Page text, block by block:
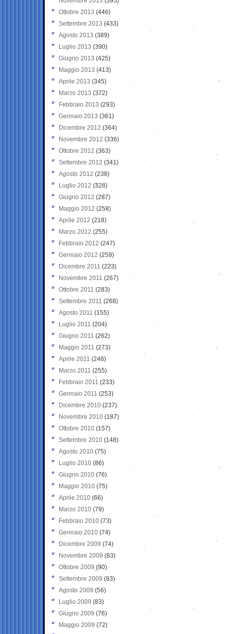
Ottobre 2013 (446)
Settembre 2013 (433)
Agosto 2013 (389)
Luglio 2013 (390)
Giugno 2013 (425)
Maggio 2013 (413)
Aprile 2013 (345)
Marzo 2013 (372)
Febbraio 2013 (293)
Gennaio 2013 (361)
Dicembre 2012 (364)
Novembre 2012 (336)
Ottobre 2012 (363)
Settembre 2012 (341)
Agosto 2012 (238)
Luglio 2012 (328)
Giugno 2012 (287)
Maggio 2012 (258)
Aprile 2012 (218)
Marzo 2012 (255)
Febbraio 2012 (247)
Gennaio 2012 (259)
Dicembre 2011 (223)
Novembre 2011 (267)
Ottobre 2011 (283)
Settembre 2011 (268)
Agosto 2011 (155)
Luglio 2011 (204)
Giugno 2011 (262)
Maggio 2011 (273)
Aprile 2011 (248)
Marzo 2011 (255)
Febbraio 2011 (233)
Gennaio 2011 (253)
Dicembre 2010 (237)
Novembre 2010 (187)
Ottobre 2010 (157)
Settembre 2010 (148)
Agosto 2010 (75)
Luglio 2010 (86)
Giugno 2010 (76)
Maggio 2010 (75)
Aprile 2010 (66)
Marzo 2010 (79)
Febbraio 2010 (73)
Gennaio 2010 (74)
Dicembre 2009 (74)
Novembre 2009 (83)
Ottobre 2009 (90)
Settembre 2009 (83)
Agosto 2009 (56)
Luglio 2009 (83)
Giugno 2009 (76)
Maggio 2009 (72)